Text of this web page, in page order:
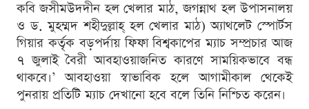
কবি জসীমউদদীন হল খেলার মাঠ, জগন্নাথ হল উপাসনালয়
ও ড. মুহম্মদ শহীদুল্লাহ্ হল খেলার মাঠ) অ্যাথলেট স্পোর্টস
গিয়ার কর্তৃক বড়পর্দায় ফিফা বিশ্বকাপের ম্যাচ সম্প্রচার আজ
৭ জুলাই বৈরী আবহাওয়াজনিত কারণে সাময়িকভাবে বন্ধ
থাকবে।’ আবহাওয়া স্বাভাবিক হলে আগামীকাল থেকেই
পুনরায় প্রতিটি ম্যাচ দেখানো হবে বলে তিনি নিশ্চিত করেন।